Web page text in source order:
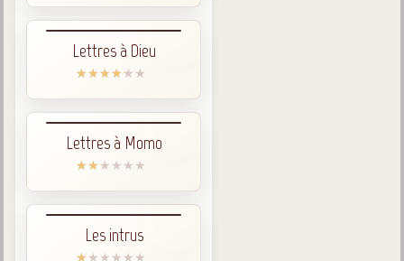
Lettres à Dieu
Lettres à Momo
Les intrus